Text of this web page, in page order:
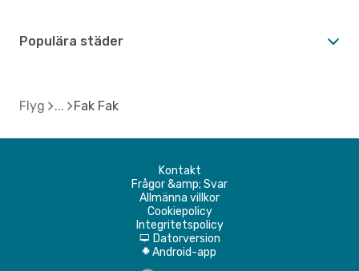
Populära städer
Flyg Fak Fak
Kontakt
Frågor &amp; Svar
Allmänna villkor
Cookiepolicy
Integritetspolicy
d Datorversion
A Android-app